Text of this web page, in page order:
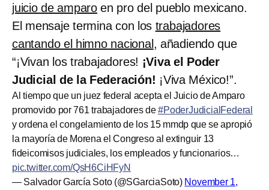
juicio de amparo en pro del pueblo mexicano.
El mensaje termina con los trabajadores
cantando el himno nacional , añadiendo que
“¡Vivan los trabajadores! ¡Viva el Poder
Judicial de la Federación! ¡Viva México!”.
Al tiempo que un juez federal acepta el Juicio de Amparo
promovido por 761 trabajadores de#PoderJudicialFederal
y ordena el congelamiento de los 15 mmdp que se apropió
la mayoría de Morena el Congreso al extinguir 13
fideicomisos judiciales, los empleados y funcionarios…
pic.twitter.com/QsH6CiHFyN
— Salvador García Soto (@SGarciaSoto) November 1,